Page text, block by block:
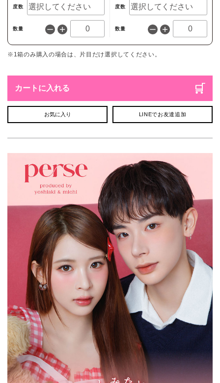
度数
数量
度数
数量
※1箱のみ購入の場合は、片目だけ選択してください。
カートに入れる
お気に入り LINEでお友達追加